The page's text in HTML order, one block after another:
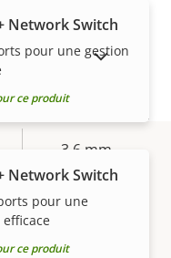
–
3.6 mm
Network Switch
pour une gestion
ce produit
Network Switch
pour une
ce produit